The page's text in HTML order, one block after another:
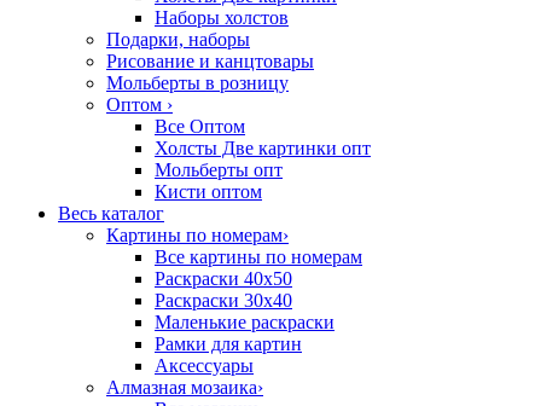
Наборы холстов
Подарки, наборы
Рисование и канцтовары
Мольберты в розницу
Оптом ›
Все Оптом
Холсты Две картинки опт
Мольберты опт
Кисти оптом
Весь каталог
Картины по номерам›
Все картины по номерам
Раскраски 40х50
Раскраски 30х40
Маленькие раскраски
Рамки для картин
Аксессуары
Алмазная мозаика›